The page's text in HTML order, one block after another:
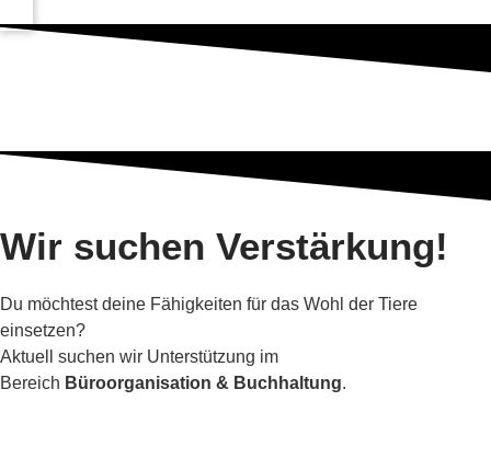
Wir suchen Verstärkung!​
Du möchtest deine Fähigkeiten für das Wohl der Tiere
einsetzen?
Aktuell suchen wir Unterstützung im
Bereich Büroorganisation & Buchhaltung.